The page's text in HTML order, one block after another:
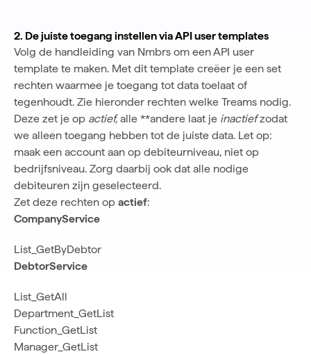
2. De juiste toegang instellen via API user templates
Volg de handleiding van Nmbrs om een API user
template te maken. Met dit template creëer je een set
rechten waarmee je toegang tot data toelaat of
tegenhoudt. Zie hieronder rechten welke Treams nodig.
Deze zet je op actief,alle **andere laat je inactiefzodat
we alleen toegang hebben tot de juiste data. Let op:
maak een account aan op debiteurniveau, niet op
bedrijfsniveau. Zorg daarbij ook dat alle nodige
debiteuren zijn geselecteerd.
Zet deze rechten op actief:
CompanyService
List_GetByDebtor
DebtorService
List_GetAll
Department_GetList
Function_GetList
Manager_GetList